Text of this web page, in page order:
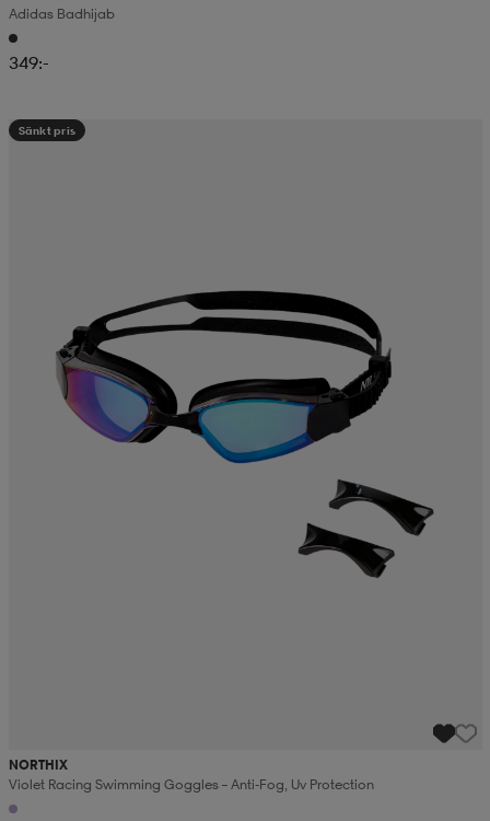
Adidas Badhijab
349:-
Sänkt pris
NORTHIX
Violet Racing Swimming Goggles – Anti-Fog, Uv Protection